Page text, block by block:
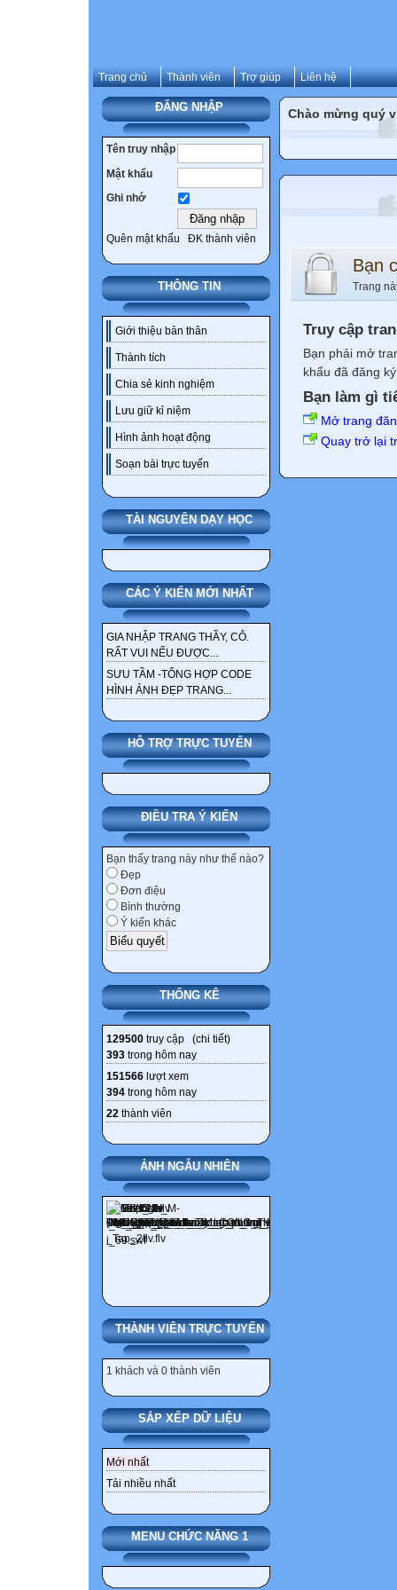
Trang chủ Thành viên Trợ giúp Liên hệ
ĐĂNG NHẬP
Tên truy nhập
Mật khẩu
Ghi nhớ
Quên mật khẩu ĐK thành viên
THÔNG TIN
Giới thiệu bản thân
Thành tích
Chia sẻ kinh nghiệm
Lưu giữ kỉ niệm
Hình ảnh hoạt động
Soạn bài trực tuyến
TÀI NGUYÊN DẠY HỌC
CÁC Ý KIẾN MỚI NHẤT
GIA NHẬP TRANG THẦY, CÔ.
RẤT VUI NẾU ĐƯỢC...
SƯU TẦM -TỔNG HỢP CODE
HÌNH ẢNH ĐẸP TRANG...
HỖ TRỢ TRỰC TUYẾN
ĐIỀU TRA Ý KIẾN
Bạn thấy trang này như thế nào?
Đẹp
Đơn điệu
Bình thường
Ý kiến khác
THỐNG KÊ
129500 truy cập (chi tiết)
393 trong hôm nay
151566 lượt xem
394 trong hôm nay
22 thành viên
ẢNH NGẪU NHIÊN
THÀNH VIÊN TRỰC TUYẾN
1 khách và 0 thành viên
SẮP XẾP DỮ LIỆU
Mới nhất
Tải nhiều nhất
MENU CHỨC NĂNG 1
Chào mừng quý
Bạn
Trang
Truy cập
Bạn phải mở
khẩu đã đăng
Bạn làm gì
Mở trang
Quay trở lại